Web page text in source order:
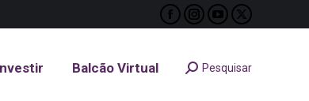
Facebook
opens
Instagram
opens
YouTube
opens
X
opens
Balcão Virtual Search:Pesquisar
Balcão Virtual Search:
Pesquisar